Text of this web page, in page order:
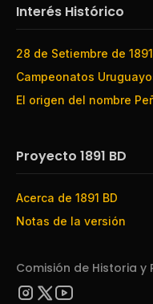
Interés Histórico
28 de Setiembre de 1891
Campeonatos
El origen del nombre
Proyecto 1891 BD
Acerca de 1891 BD
Notas de la versión
Comisión de Historia y